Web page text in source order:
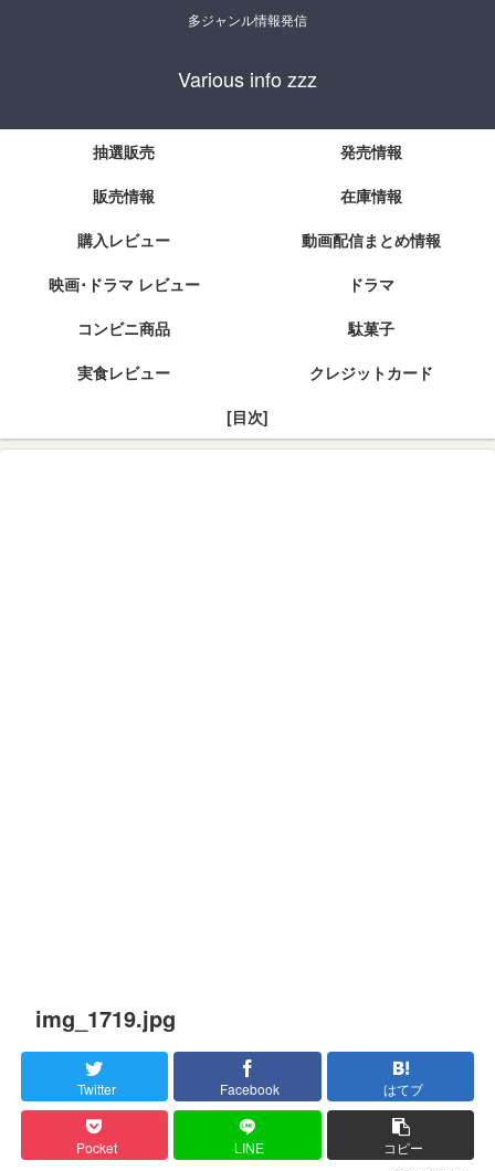
多ジャンル情報発信
Various info zzz
抽選販売
発売情報
販売情報
在庫情報
購入レビュー
動画配信まとめ情報
映画･ドラマ レビュー
ドラマ
コンビニ商品
駄菓子
実食レビュー
クレジットカード
[目次]
img_1719.jpg
Twitter Facebook はてブ
Pocket LINE コピー